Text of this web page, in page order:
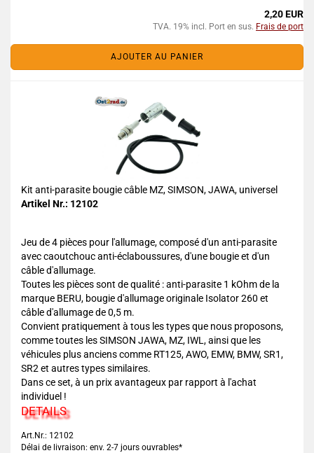
2,20 EUR
TVA. 19% incl. Port en sus. Frais de port
AJOUTER AU PANIER
Kit anti-parasite bougie câble MZ, SIMSON, JAWA, universel
Artikel Nr.: 12102
Jeu de 4 pièces pour l'allumage, composé d'un anti-parasite
avec caoutchouc anti-éclaboussures, d'une bougie et d'un
câble d'allumage.
Toutes les pièces sont de qualité : anti-parasite 1 kOhm de la
marque BERU, bougie d'allumage originale Isolator 260 et
câble d'allumage de 0,5 m.
Convient pratiquement à tous les types que nous proposons,
comme toutes les SIMSON JAWA, MZ, IWL, ainsi que les
véhicules plus anciens comme RT125, AWO, EMW, BMW, SR1,
SR2 et autres types similaires.
Dans ce set, à un prix avantageux par rapport à l'achat
individuel !
DETAILS
Art.Nr.: 12102
Délai de livraison: env. 2-7 jours ouvrables*